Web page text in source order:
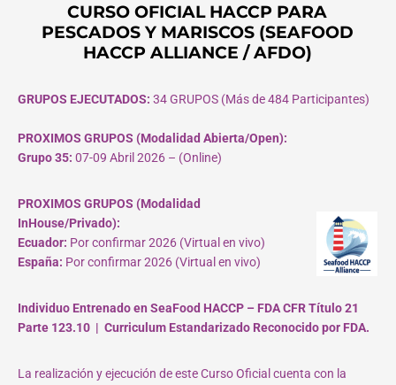
CURSO OFICIAL HACCP PARA
PESCADOS Y MARISCOS (SEAFOOD
HACCP ALLIANCE / AFDO)
GRUPOS EJECUTADOS: 34 GRUPOS (Más de 484 Participantes)
PROXIMOS GRUPOS (Modalidad Abierta/Open):
Grupo 35: 07-09 Abril 2026 – (Online)
PROXIMOS GRUPOS (Modalidad
InHouse/Privado):
Ecuador: Por confirmar 2026 (Virtual en vivo)
España: Por confirmar 2026 (Virtual en vivo)
Individuo Entrenado en SeaFood HACCP – FDA CFR Título 21
Parte 123.10 | Curriculum Estandarizado Reconocido por FDA.
La realización y ejecución de este Curso Oficial cuenta con la